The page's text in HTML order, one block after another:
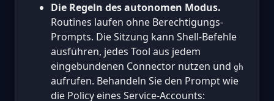
Die Regeln des autonomen Modus.
Routines laufen ohne Berechtigungs-
Prompts. Die Sitzung kann Shell-Befehle
ausführen, jedes Tool aus jedem
eingebundenen Connector nutzen und gh
aufrufen. Behandeln Sie den Prompt wie
die Policy eines Service-Accounts: